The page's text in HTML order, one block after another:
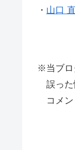
・ 山口
※当ブロ
誤った
コメン